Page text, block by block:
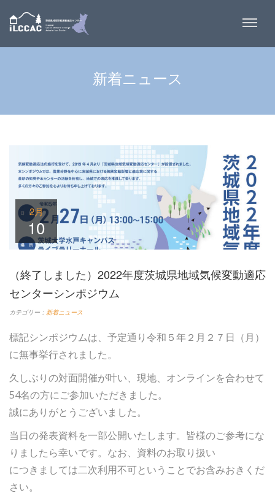
新着ニュース
2月
10
（終了しました）2022年度茨城県地域気候変動適応
センターシンポジウム
カテゴリー： 新着ニュース
標記シンポジウムは、予定通り令和５年２月２７日（月）
に無事挙行されました。
久しぶりの対面開催が叶い、現地、オンラインを合わせて
54名の方にご参加いただきました。
誠にありがとうございました。
当日の発表資料を一部公開いたします。皆様のご参考にな
りましたら幸いです。なお、資料のお取り扱い
につきましては二次利用不可ということでお含みおきくだ
さい。